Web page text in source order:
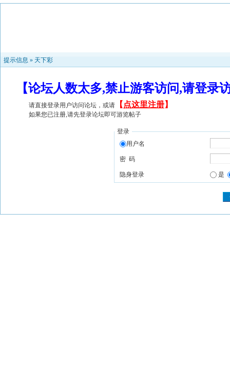
提示信息 » 天下彩
【论坛人数太多,禁止游客访问,请登
请直接登录用户访问论坛，或请 【 点这里注册】
如果您已注册,请先登录论坛即可游览帖子
登录
用户名
密 码
隐身登录 是